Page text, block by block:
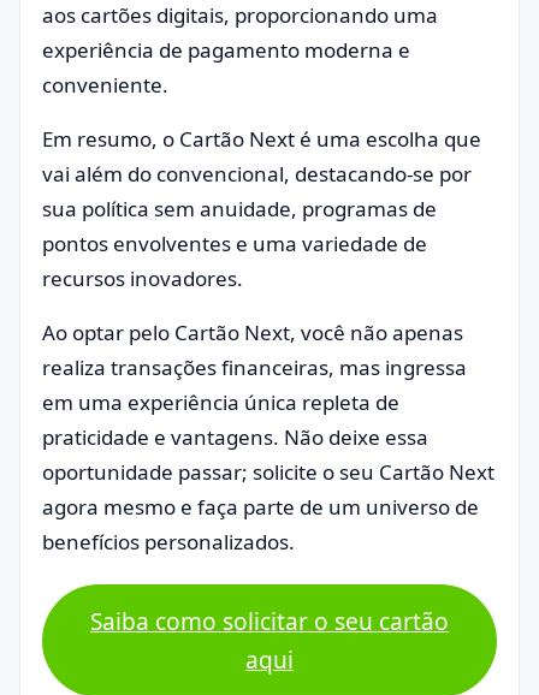
aos cartões digitais, proporcionando uma
experiência de pagamento moderna e
conveniente.
Em resumo, o Cartão Next é uma escolha que
vai além do convencional, destacando-se por
sua política sem anuidade, programas de
pontos envolventes e uma variedade de
recursos inovadores.
Ao optar pelo Cartão Next, você não apenas
realiza transações financeiras, mas ingressa
em uma experiência única repleta de
praticidade e vantagens. Não deixe essa
oportunidade passar; solicite o seu Cartão Next
agora mesmo e faça parte de um universo de
benefícios personalizados.
Saiba como solicitar o seu cartão
aqui